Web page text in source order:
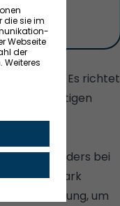
ist. Es richtet
besonders bei
stark
Unterstützung, um